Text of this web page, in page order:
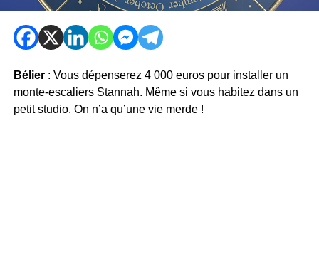
Bélier : Vous dépenserez 4 000 euros pour installer un
monte-escaliers Stannah. Même si vous habitez dans un
petit studio. On n’a qu’une vie merde !